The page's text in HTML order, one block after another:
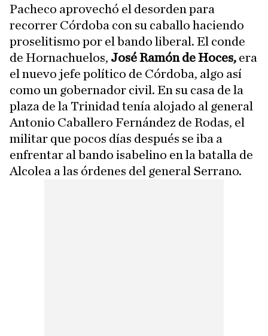
Pacheco aprovechó el desorden para
recorrer Córdoba con su caballo haciendo
proselitismo por el bando liberal. El conde
de Hornachuelos, José Ramón de Hoces, era
el nuevo jefe político de Córdoba, algo así
como un gobernador civil. En su casa de la
plaza de la Trinidad tenía alojado al general
Antonio Caballero Fernández de Rodas, el
militar que pocos días después se iba a
enfrentar al bando isabelino en la batalla de
Alcolea a las órdenes del general Serrano.